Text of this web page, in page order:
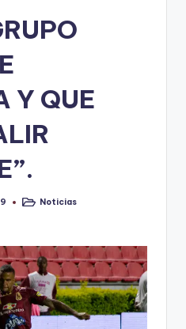
Y QUE
Publicado
Noticias